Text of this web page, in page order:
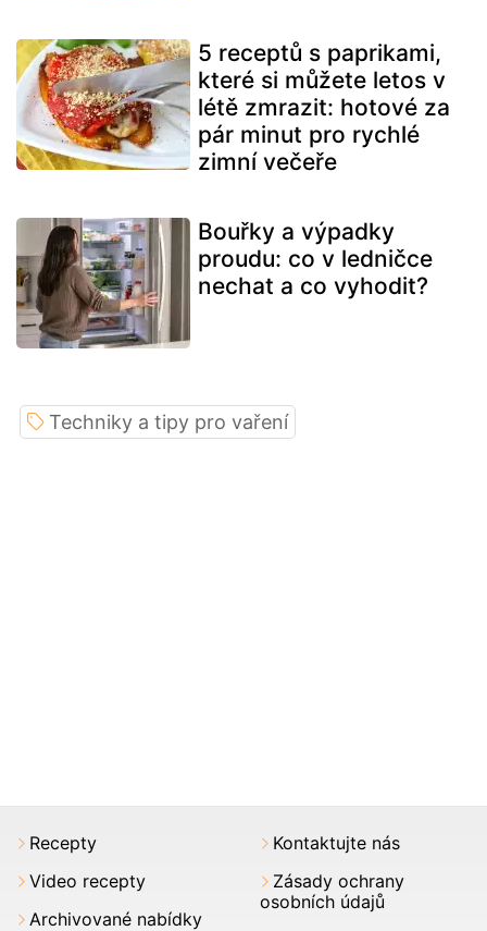
5 receptů s paprikami,
které si můžete letos v
létě zmrazit: hotové za
pár minut pro rychlé
zimní večeře
Bouřky a výpadky
proudu: co v ledničce
nechat a co vyhodit?
Techniky a tipy pro vaření
Recepty
Video recepty
Archivované nabídky
Kontaktujte nás
Zásady ochrany
osobních údajů